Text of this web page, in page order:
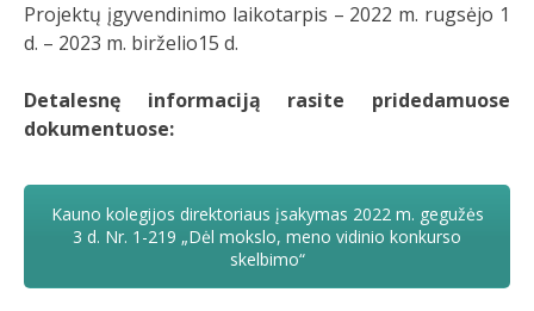
Projektų įgyvendinimo laikotarpis – 2022 m. rugsėjo 1
d. – 2023 m. birželio15 d.
Detalesnę informaciją rasite pridedamuose
dokumentuose:
Kauno kolegijos direktoriaus įsakymas 2022 m. gegužės
3 d. Nr. 1-219 „Dėl mokslo, meno vidinio konkurso
skelbimo“